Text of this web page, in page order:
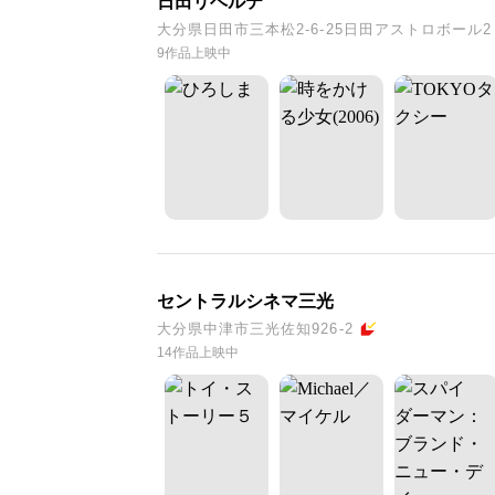
大分県日田市三本松2-6-25日田アストロボール2
9作品上映中
セントラルシネマ三光
大分県中津市三光佐知926-2
14作品上映中